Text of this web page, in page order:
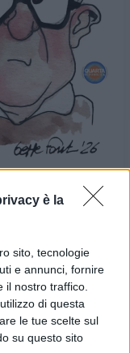
è la
sito, tecnologie
e annunci, fornire
il nostro traffico.
di questa
le tue scelte sul
su questo sito
02/02/2026
, illustratore
per
attraverso i